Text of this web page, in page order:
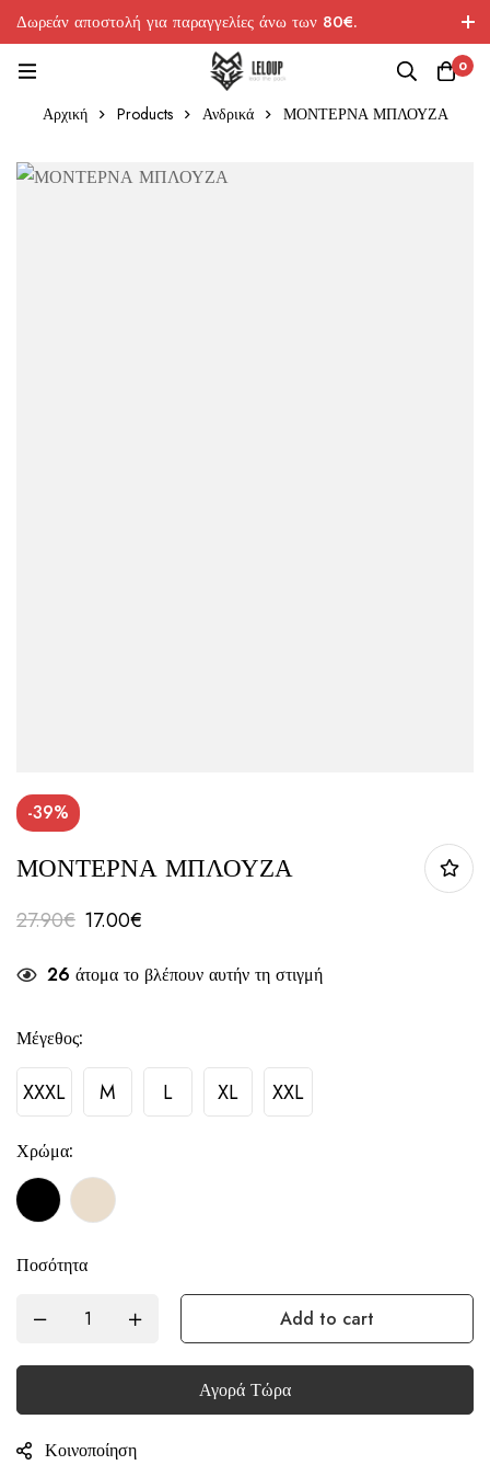
Δωρεάν αποστολή για παραγγελίες άνω των 80€.
0
Αρχική Products Ανδρικά ΜΟΝΤΕΡΝΑ ΜΠΛΟΥΖΑ
-39%
ΜΟΝΤΕΡΝΑ ΜΠΛΟΥΖΑ
27.90€ 17.00€
26 άτομα το βλέπουν αυτήν τη στιγμή
Μέγεθος:
XXXL M L XL XXL
Χρώμα:
Ποσότητα
Add to cart
Αγορά Τώρα
Κοινοποίηση